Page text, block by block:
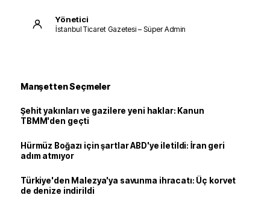
Yönetici
İstanbul Ticaret Gazetesi – Süper Admin
Manşetten Seçmeler
Şehit yakınları ve gazilere yeni haklar: Kanun
TBMM'den geçti
Hürmüz Boğazı için şartlar ABD'ye iletildi: İran geri
adım atmıyor
Türkiye'den Malezya'ya savunma ihracatı: Üç korvet
de denize indirildi